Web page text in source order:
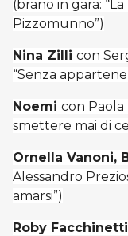
(brano in gara:
Pizzomunno”)
Nina Zilli con
“Senza
Noemi con Paola
smettere mai di
Ornella Vanoni,
Alessandro
amarsi”)
Roby